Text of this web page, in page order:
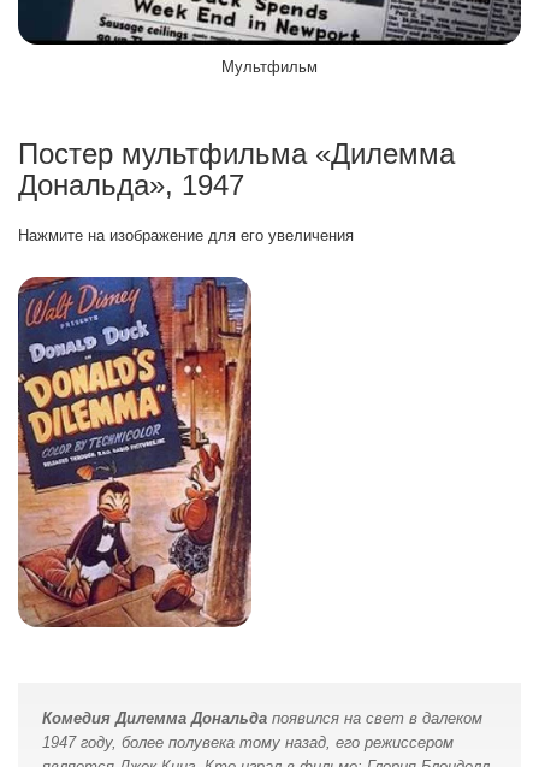
Мультфильм
Постер мультфильма «Дилемма
Дональда», 1947
Нажмите на изображение для его увеличения
Комедия Дилемма Дональда появился на свет в далеком
1947 году, более полувека тому назад, его режиссером